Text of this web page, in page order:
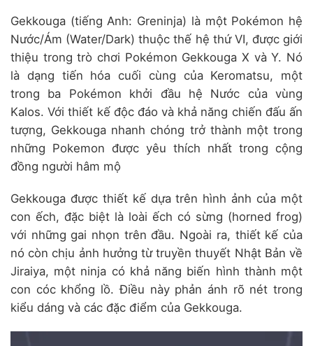
Gekkouga (tiếng Anh: Greninja) là một Pokémon hệ
Nước/Ám (Water/Dark) thuộc thế hệ thứ VI, được giới
thiệu trong trò chơi Pokémon Gekkouga X và Y. Nó
là dạng tiến hóa cuối cùng của Keromatsu, một
trong ba Pokémon khởi đầu hệ Nước của vùng
Kalos. Với thiết kế độc đáo và khả năng chiến đấu ấn
tượng, Gekkouga nhanh chóng trở thành một trong
những Pokemon được yêu thích nhất trong cộng
đồng người hâm mộ
Gekkouga được thiết kế dựa trên hình ảnh của một
con ếch, đặc biệt là loài ếch có sừng (horned frog)
với những gai nhọn trên đầu. Ngoài ra, thiết kế của
nó còn chịu ảnh hưởng từ truyền thuyết Nhật Bản về
Jiraiya, một ninja có khả năng biến hình thành một
con cóc khổng lồ. Điều này phản ánh rõ nét trong
kiểu dáng và các đặc điểm của Gekkouga.